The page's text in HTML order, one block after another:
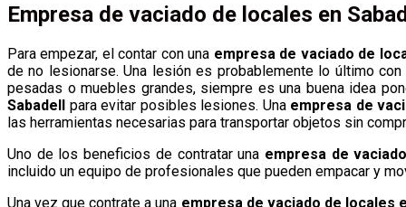
Empresa de vaciado de locales en
Para empezar, el contar con una empresa de vaciado de
de no lesionarse. Una lesión es probablemente lo último
pesadas o muebles grandes, siempre es una buena idea
Sabadell para evitar posibles lesiones. Una empresa de
las herramientas necesarias para transportar objetos sin
Uno de los beneficios de contratar una empresa de
incluido un equipo de profesionales que pueden empacar y
Una vez que contrate a una empresa de vaciado de locales